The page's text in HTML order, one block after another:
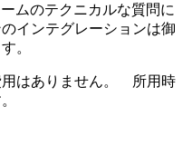
ムのテクニカルな質問に
インテグレーションは御
。
用はありません。 所用時